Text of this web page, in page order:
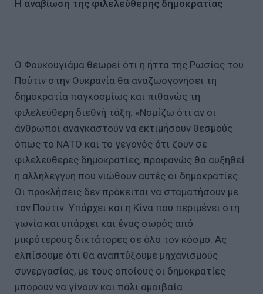
H αναβίωση της φιλελεύθερης δημοκρατίας
Ο Φουκουγιάμα θεωρεί ότι η ήττα της Ρωσίας του
Πούτιν στην Ουκρανία θα αναζωογονήσει τη
δημοκρατία παγκοσμίως και πιθανώς τη
φιλελεύθερη διεθνή τάξη: «Νομίζω ότι αν οι
άνθρωποι αναγκαστούν να εκτιμήσουν θεσμούς
όπως το ΝΑΤΟ και το γεγονός ότι ζουν σε
φιλελεύθερες δημοκρατίες, προφανώς θα αυξηθεί
η αλληλεγγύη που νιώθουν αυτές οι δημοκρατίες.
Οι προκλήσεις δεν πρόκειται να σταματήσουν με
τον Πούτιν. Υπάρχει και η Κίνα που περιμένει στη
γωνία και υπάρχει και ένας σωρός από
μικρότερους δικτάτορες σε όλο τον κόσμο. Ας
ελπίσουμε ότι θα αναπτύξουμε μηχανισμούς
συνεργασίας, με τους οποίους οι δημοκρατίες
μπορούν να γίνουν και πάλι αμοιβαία